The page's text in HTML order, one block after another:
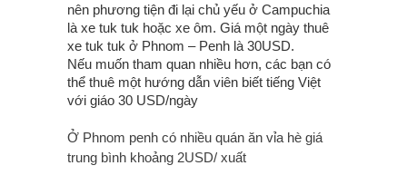
nên phương tiện đi lại chủ yếu ở Campuchia
là xe tuk tuk hoặc xe ôm. Giá một ngày thuê
xe tuk tuk ở Phnom – Penh là 30USD.
Nếu muốn tham quan nhiều hơn, các bạn có
thể thuê một hướng dẫn viên biết tiếng Việt
với giáo 30 USD/ngày
Ở Phnom penh có nhiều quán ăn vỉa hè giá
trung bình khoảng 2USD/ xuất